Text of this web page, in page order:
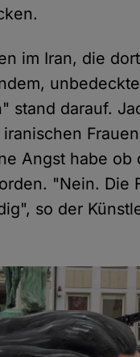
im Iran, die
stand darauf.
Angst habe ob
"Nein. Die
so der